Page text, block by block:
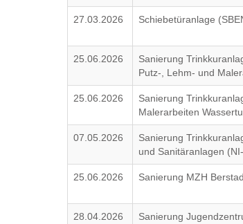
27.03.2026 Schiebetüranlage
25.06.2026
Sanierung
Putz-, Lehm- und
25.06.2026
Sanierung
Malerarbeiten
07.05.2026
Sanierung
und Sanitäranlagen
25.06.2026 Sanierung MZH
28.04.2026
Sanierung